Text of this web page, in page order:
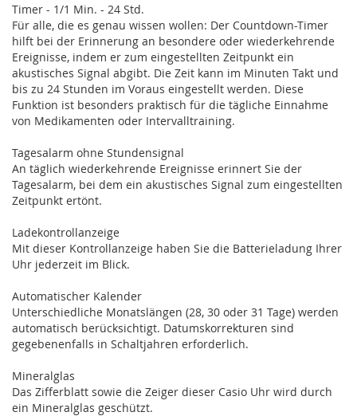
Timer - 1/1 Min. - 24 Std.
Für alle, die es genau wissen wollen: Der Countdown-Timer
hilft bei der Erinnerung an besondere oder wiederkehrende
Ereignisse, indem er zum eingestellten Zeitpunkt ein
akustisches Signal abgibt. Die Zeit kann im Minuten Takt und
bis zu 24 Stunden im Voraus eingestellt werden. Diese
Funktion ist besonders praktisch für die tägliche Einnahme
von Medikamenten oder Intervalltraining.
Tagesalarm ohne Stundensignal
An täglich wiederkehrende Ereignisse erinnert Sie der
Tagesalarm, bei dem ein akustisches Signal zum eingestellten
Zeitpunkt ertönt.
Ladekontrollanzeige
Mit dieser Kontrollanzeige haben Sie die Batterieladung Ihrer
Uhr jederzeit im Blick.
Automatischer Kalender
Unterschiedliche Monatslängen (28, 30 oder 31 Tage) werden
automatisch berücksichtigt. Datumskorrekturen sind
gegebenenfalls in Schaltjahren erforderlich.
Mineralglas
Das Zifferblatt sowie die Zeiger dieser Casio Uhr wird durch
ein Mineralglas geschützt.